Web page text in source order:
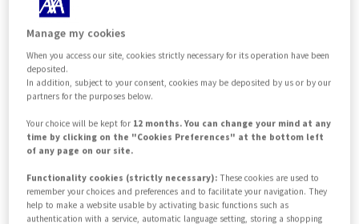
Mezzi di trasporto
La copertura completa di assistenza
all’auto, alla moto o ai mezzi pesanti.
Dal semplice traino o dépannage fino
al recupero difficoltoso del mezzo o
l’invio dei pezzi di ricambio. Inoltre,
tutela il cliente dalla perdita
pecuniaria subita in relazione
Manage my cookies
When you access our site, cookies strictly necessary for its operation have been
deposited.
In addition, subject to your consent, cookies may be deposited by us or by our
partners for the purposes below.
Your choice will be kept for 12 months. You can change your mind at any
time by clicking on the "Cookies Preferences" at the bottom left
of any page on our site.
Functionality cookies (strictly necessary): These cookies are used to
remember your choices and preferences and to facilitate your navigation. They
help to make a website usable by activating basic functions such as
authentication with a service, automatic language setting, storing a shopping